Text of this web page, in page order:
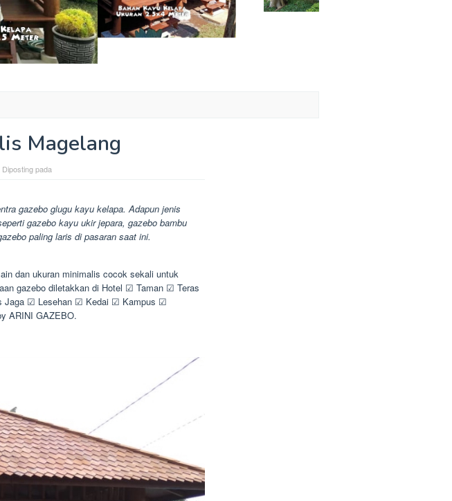
Magelang
Diposting pada
gazebo glugu kayu kelapa. Adapun jenis
gazebo kayu ukir jepara, gazebo bambu
paling laris di pasaran saat ini.
dan ukuran minimalis cocok sekali untuk
gazebo diletakkan di Hotel ☑ Taman ☑ Teras
☑ Lesehan ☑ Kedai ☑ Kampus ☑
ARINI GAZEBO.